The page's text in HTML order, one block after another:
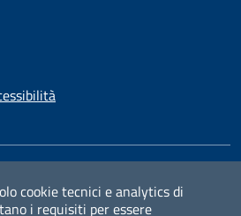
cookie tecnici e analytics di
i requisiti per essere